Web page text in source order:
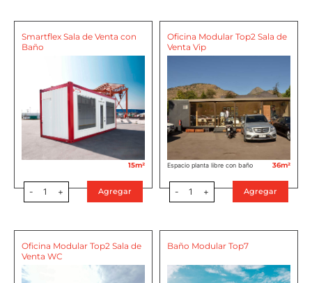
Smartflex Sala de Venta con
Baño
15m²
- 1 + Agregar
Oficina Modular Top2 Sala de
Venta Vip
Espacio planta libre con baño 36m²
- 1 + Agregar
Oficina Modular Top2 Sala de
Venta WC
Baño Modular Top7